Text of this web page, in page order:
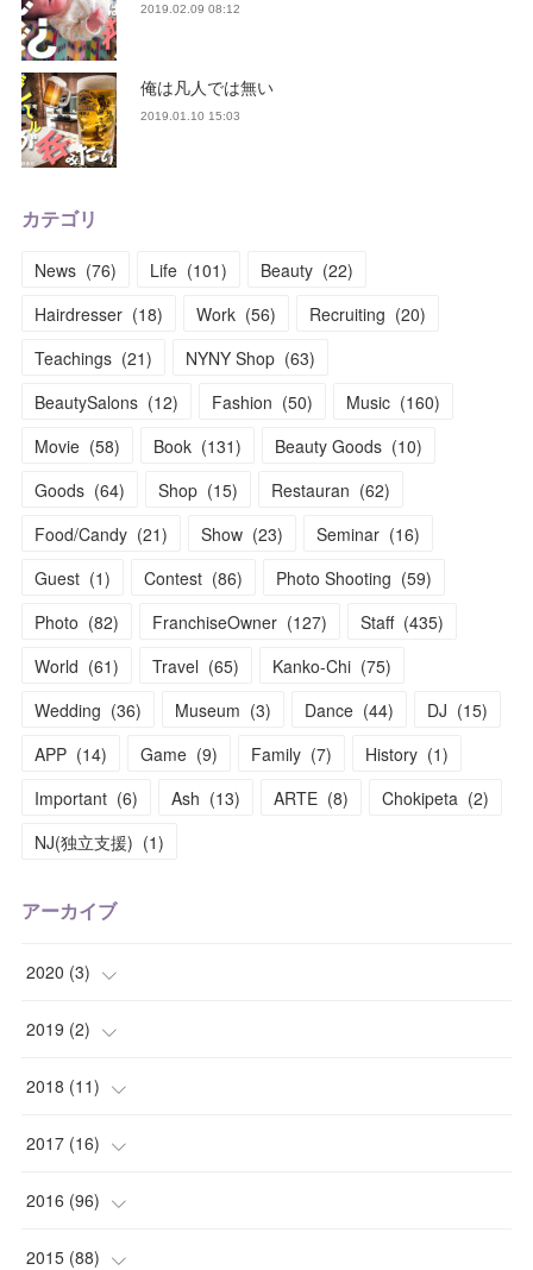
2019.02.09 08:12
俺は凡人では無い
2019.01.10 15:03
カテゴリ
News (76) Life (101) Beauty (22)
Hairdresser (18) Work (56) Recruiting (20)
Teachings (21) NYNY Shop (63)
BeautySalons (12) Fashion (50) Music (160)
Movie (58) Book (131) Beauty Goods (10)
Goods (64) Shop (15) Restauran (62)
Food/Candy (21) Show (23) Seminar (16)
Guest (1) Contest (86) Photo Shooting (59)
Photo (82) FranchiseOwner (127) Staff (435)
World (61) Travel (65) Kanko-Chi (75)
Wedding (36) Museum (3) Dance (44) DJ (15)
APP (14) Game (9) Family (7) History (1)
Important (6) Ash (13) ARTE (8) Chokipeta (2)
NJ(独立支援) (1)
アーカイブ
2020 (3)
(1
( 1)
(1)
2019 (2)
( 1)
(1)
2018 (11)
(2)
(1)
(1)
2017 (16)
(1)
(2)
2016 (96)
(2)
2015 (88)